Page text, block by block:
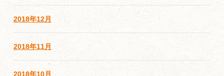
2018年12月
2018年11月
2018年10月